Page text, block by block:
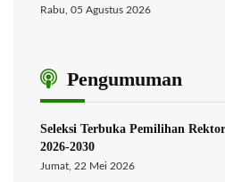
Rabu, 05 Agustus 2026
Pengumuman
Seleksi Terbuka Pemilihan
2026-2030
Jumat, 22 Mei 2026